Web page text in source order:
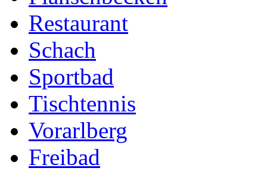
Restaurant
Schach
Sportbad
Tischtennis
Vorarlberg
Freibad